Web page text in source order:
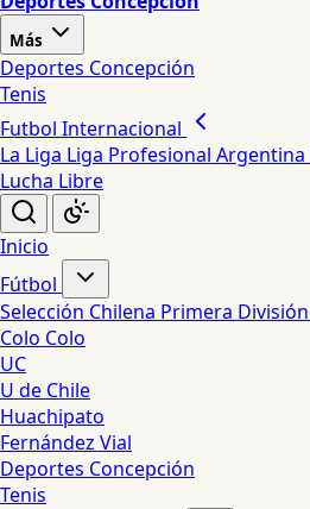
Más
Deportes Concepción
Tenis
Futbol Internacional
La Liga Liga Profesional Argentina
Lucha Libre
Inicio
Fútbol
Selección Chilena Primera División
Colo Colo
UC
U de Chile
Huachipato
Fernández Vial
Deportes Concepción
Tenis